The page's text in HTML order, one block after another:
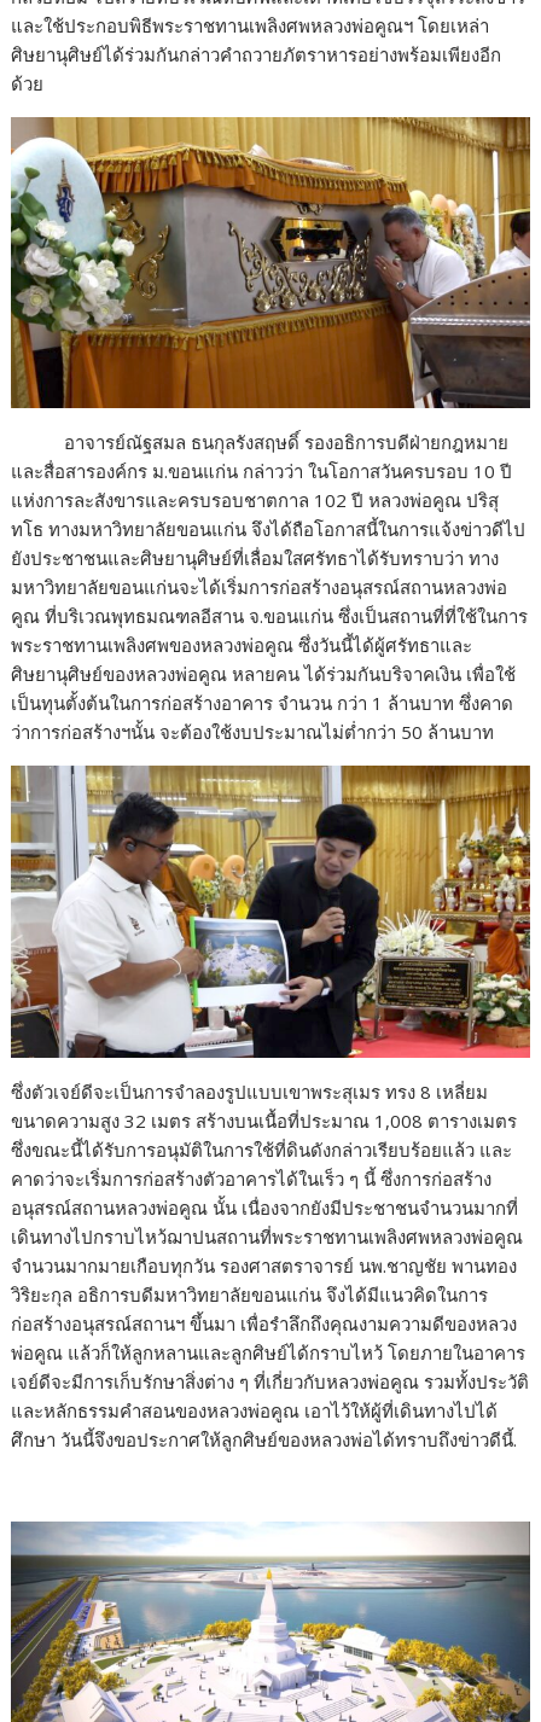
และใช้ประกอบพิธีพระราชทานเพลิงศพหลวงพ่อคูณฯ โดยเหล่า
ศิษยานุศิษย์ได้ร่วมกันกล่าวคำถวายภัตราหารอย่างพร้อมเพียงอีก
ด้วย
อาจารย์ณัฐสมล ธนกุลรังสฤษดิ์ รองอธิการบดีฝ่ายกฎหมาย
และสื่อสารองค์กร ม.ขอนแก่น กล่าวว่า ในโอกาสวันครบรอบ 10 ปี
แห่งการละสังขารและครบรอบชาตกาล 102 ปี หลวงพ่อคูณ ปริสุ
ทโธ ทางมหาวิทยาลัยขอนแก่น จึงได้ถือโอกาสนี้ในการแจ้งข่าวดีไป
ยังประชาชนและศิษยานุศิษย์ที่เลื่อมใสศรัทธาได้รับทราบว่า ทาง
มหาวิทยาลัยขอนแก่นจะได้เริ่มการก่อสร้างอนุสรณ์สถานหลวงพ่อ
คูณ ที่บริเวณพุทธมณฑลอีสาน จ.ขอนแก่น ซึ่งเป็นสถานที่ที่ใช้ในการ
พระราชทานเพลิงศพของหลวงพ่อคูณ ซึ่งวันนี้ได้ผู้ศรัทธาและ
ศิษยานุศิษย์ของหลวงพ่อคูณ หลายคน ได้ร่วมกันบริจาคเงิน เพื่อใช้
เป็นทุนตั้งต้นในการก่อสร้างอาคาร จำนวน กว่า 1 ล้านบาท ซึ่งคาด
ว่าการก่อสร้างฯนั้น จะต้องใช้งบประมาณไม่ต่ำกว่า 50 ล้านบาท
ซึ่งตัวเจย์ดีจะเป็นการจำลองรูปแบบเขาพระสุเมร ทรง 8 เหลี่ยม
ขนาดความสูง 32 เมตร สร้างบนเนื้อที่ประมาณ 1,008 ตารางเมตร
ซึ่งขณะนี้ได้รับการอนุมัติในการใช้ที่ดินดังกล่าวเรียบร้อยแล้ว และ
คาดว่าจะเริ่มการก่อสร้างตัวอาคารได้ในเร็ว ๆ นี้ ซึ่งการก่อสร้าง
อนุสรณ์สถานหลวงพ่อคูณ นั้น เนื่องจากยังมีประชาชนจำนวนมากที่
เดินทางไปกราบไหว้ฌาปนสถานที่พระราชทานเพลิงศพหลวงพ่อคูณ
จำนวนมากมายเกือบทุกวัน รองศาสตราจารย์ นพ.ชาญชัย พานทอง
วิริยะกุล อธิการบดีมหาวิทยาลัยขอนแก่น จึงได้มีแนวคิดในการ
ก่อสร้างอนุสรณ์สถานฯ ขึ้นมา เพื่อรำลึกถึงคุณงามความดีของหลวง
พ่อคูณ แล้วก็ให้ลูกหลานและลูกศิษย์ได้กราบไหว้ โดยภายในอาคาร
เจย์ดีจะมีการเก็บรักษาสิ่งต่าง ๆ ที่เกี่ยวกับหลวงพ่อคูณ รวมทั้งประวัติ
และหลักธรรมคำสอนของหลวงพ่อคูณ เอาไว้ให้ผู้ที่เดินทางไปได้
ศึกษา วันนี้จึงขอประกาศให้ลูกศิษย์ของหลวงพ่อได้ทราบถึงข่าวดีนี้.